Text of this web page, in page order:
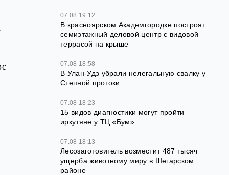
07.08 19:12
В красноярском Академгородке построят
семиэтажный деловой центр с видовой
террасой на крыше
07.08 18:58
В Улан-Удэ убрали нелегальную свалку у
Степной протоки
07.08 18:23
15 видов диагностики могут пройти
иркутяне у ТЦ «Бум»
07.08 18:13
Лесозаготовитель возместит 487 тысяч
ущерба животному миру в Шегарском
районе